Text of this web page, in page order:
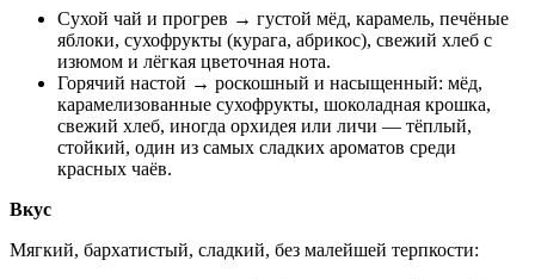
Сухой чай и прогрев → густой мёд, карамель, печёные
яблоки, сухофрукты (курага, абрикос), свежий хлеб с
изюмом и лёгкая цветочная нота.
Горячий настой → роскошный и насыщенный: мёд,
карамелизованные сухофрукты, шоколадная крошка,
свежий хлеб, иногда орхидея или личи — тёплый,
стойкий, один из самых сладких ароматов среди
красных чаёв.
Вкус
Мягкий, бархатистый, сладкий, без малейшей терпкости: